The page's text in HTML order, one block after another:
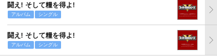
闘え! そして糧を得よ!
アルバム シングル
闘え! そして糧を得よ!
アルバム シングル